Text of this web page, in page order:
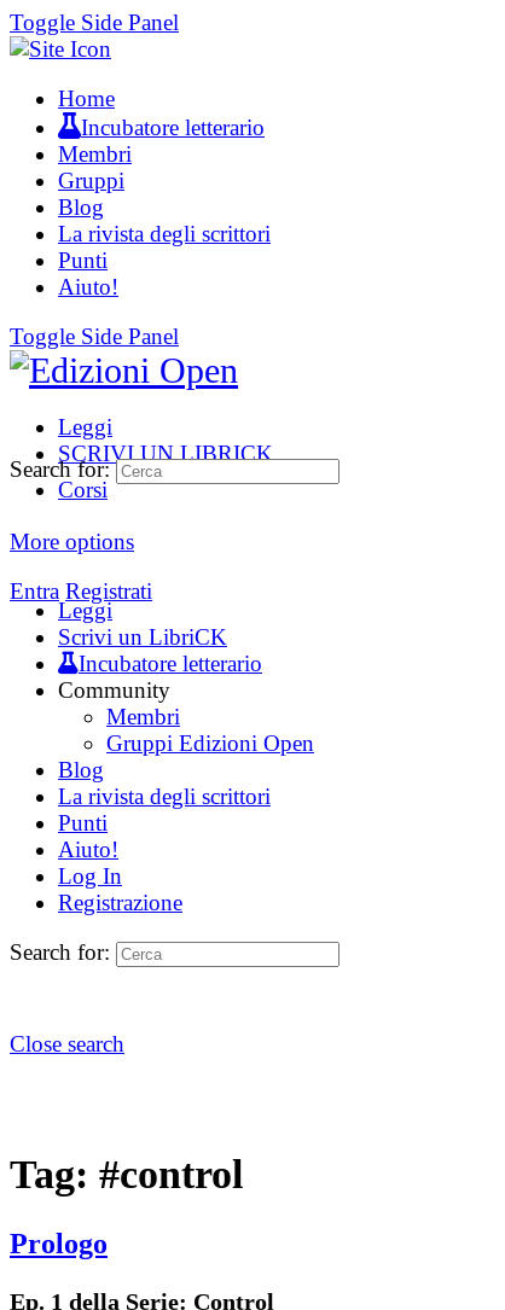
Toggle Side Panel
Home
Incubatore letterario
Membri
Gruppi
Blog
La rivista degli scrittori
Punti
Aiuto!
Toggle Side Panel
Leggi
SCRIVI UN LIBRICK
Corsi
More options
Entra Registrati
Search for:
Leggi
Scrivi un LibriCK
Incubatore letterario
Community
Membri
Gruppi Edizioni Open
Blog
La rivista degli scrittori
Punti
Aiuto!
Log In
Registrazione
Search for:
Close search
Tag: #control
Prologo
Ep. 1 della Serie: Control